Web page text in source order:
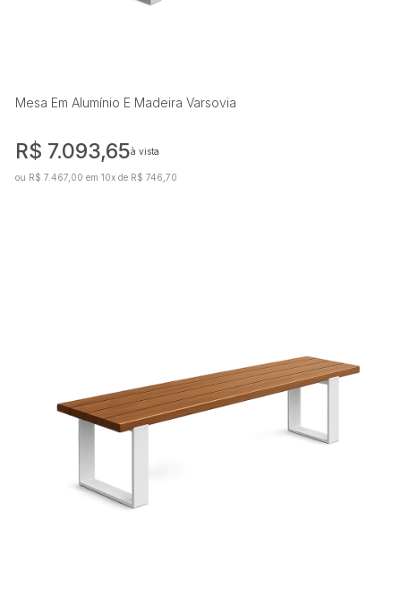
Mesa Em Alumínio E Madeira Varsovia
R$ 7.093,65à vista
ou R$ 7.467,00 em 10x de R$ 746,70